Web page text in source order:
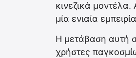
κινεζικά
μία ενιαία
Η μετάβαση αυτή
χρήστες